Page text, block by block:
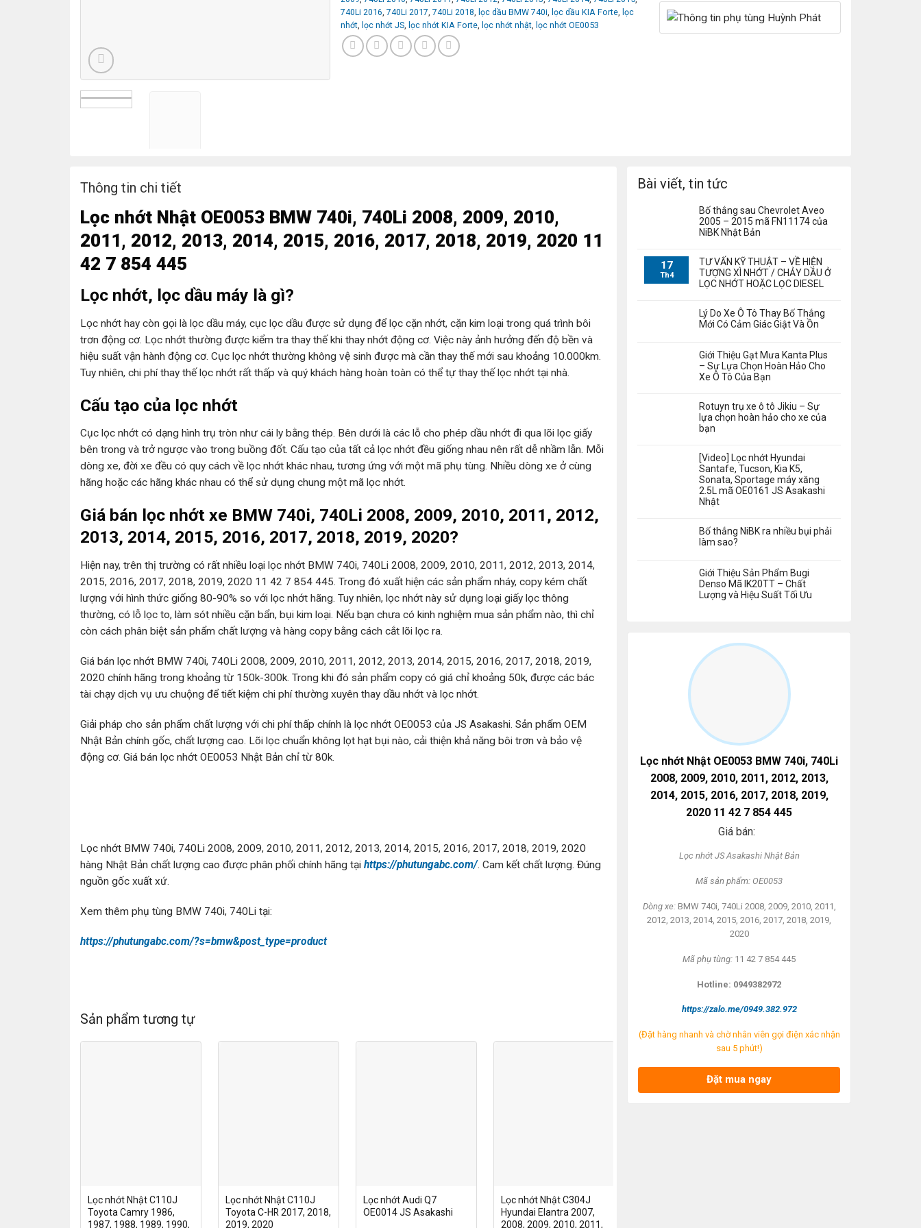
740Li 2016, 740Li 2017, 740Li 2018, lọc dầu BMW 740i, lọc dầu KIA Forte, lọc
nhớt, lọc nhớt JS, lọc nhớt KIA Forte, lọc nhớt nhật, lọc nhớt OE0053
Thông tin chi tiết
Lọc nhớt Nhật OE0053 BMW 740i, 740Li 2008, 2009, 2010,
2011, 2012, 2013, 2014, 2015, 2016, 2017, 2018, 2019, 2020 11
42 7 854 445
Lọc nhớt, lọc dầu máy là gì?
Lọc nhớt hay còn gọi là lọc dầu máy, cục lọc dầu được sử dụng để lọc cặn nhớt, cặn kim loại trong quá trình bôi
trơn động cơ. Lọc nhớt thường được kiểm tra thay thế khi thay nhớt động cơ. Việc này ảnh hưởng đến độ bền và
hiệu suất vận hành động cơ. Cục lọc nhớt thường không vệ sinh được mà cần thay thế mới sau khoảng 10.000km.
Tuy nhiên, chi phí thay thế lọc nhớt rất thấp và quý khách hàng hoàn toàn có thể tự thay thế lọc nhớt tại nhà.
Cấu tạo của lọc nhớt
Cục lọc nhớt có dạng hình trụ tròn như cái ly bằng thép. Bên dưới là các lỗ cho phép dầu nhớt đi qua lõi lọc giấy
bên trong và trở ngược vào trong buồng đốt. Cấu tạo của tất cả lọc nhớt đều giống nhau nên rất dễ nhầm lẫn. Mỗi
dòng xe, đời xe đều có quy cách về lọc nhớt khác nhau, tương ứng với một mã phụ tùng. Nhiều dòng xe ở cùng
hãng hoặc các hãng khác nhau có thể sử dụng chung một mã lọc nhớt.
Giá bán lọc nhớt xe BMW 740i, 740Li 2008, 2009, 2010, 2011, 2012,
2013, 2014, 2015, 2016, 2017, 2018, 2019, 2020?
Hiện nay, trên thị trường có rất nhiều loại lọc nhớt BMW 740i, 740Li 2008, 2009, 2010, 2011, 2012, 2013, 2014,
2015, 2016, 2017, 2018, 2019, 2020 11 42 7 854 445. Trong đó xuất hiện các sản phẩm nháy, copy kém chất
lượng với hình thức giống 80-90% so với lọc nhớt hãng. Tuy nhiên, lọc nhớt này sử dụng loại giấy lọc thông
thường, có lỗ lọc to, làm sót nhiều cặn bẩn, bụi kim loại. Nếu bạn chưa có kinh nghiệm mua sản phẩm nào, thì chỉ
còn cách phân biệt sản phẩm chất lượng và hàng copy bằng cách cắt lõi lọc ra.
Giá bán lọc nhớt BMW 740i, 740Li 2008, 2009, 2010, 2011, 2012, 2013, 2014, 2015, 2016, 2017, 2018, 2019,
2020 chính hãng trong khoảng từ 150k-300k. Trong khi đó sản phẩm copy có giá chỉ khoảng 50k, được các bác
tài chạy dịch vụ ưu chuộng để tiết kiệm chi phí thường xuyên thay dầu nhớt và lọc nhớt.
Giải pháp cho sản phẩm chất lượng với chi phí thấp chính là lọc nhớt OE0053 của JS Asakashi. Sản phẩm OEM
Nhật Bản chính gốc, chất lượng cao. Lõi lọc chuẩn không lọt hạt bụi nào, cải thiện khả năng bôi trơn và bảo vệ
động cơ. Giá bán lọc nhớt OE0053 Nhật Bản chỉ từ 80k.
Lọc nhớt BMW 740i, 740Li 2008, 2009, 2010, 2011, 2012, 2013, 2014, 2015, 2016, 2017, 2018, 2019, 2020
hàng Nhật Bản chất lượng cao được phân phối chính hãng tại https://phutungabc.com/. Cam kết chất lượng. Đúng
nguồn gốc xuất xứ.
Xem thêm phụ tùng BMW 740i, 740Li tại:
https://phutungabc.com/?s=bmw&post_type=product
Sản phẩm tương tự
Lọc nhớt Nhật C110J
Toyota Camry 1986,
1987, 1988, 1989, 1990,
Lọc nhớt Nhật C110J
Toyota C-HR 2017, 2018,
2019, 2020
Lọc nhớt Audi Q7
OE0014 JS Asakashi
Lọc nhớt Nhật C304J
Hyundai Elantra 2007,
2008, 2009, 2010, 2011,
Bài viết, tin tức
Bố thắng sau Chevrolet Aveo
2005 – 2015 mã FN11174 của
NiBK Nhật Bản
17
Th4
TƯ VẤN KỸ THUẬT – VỀ HIỆN
TƯỢNG XÌ NHỚT / CHẢY DẦU Ở
LỌC NHỚT HOẶC LỌC DIESEL
Lý Do Xe Ô Tô Thay Bố Thắng
Mới Có Cảm Giác Giật Và Ồn
Giới Thiệu Gạt Mưa Kanta Plus
– Sự Lựa Chọn Hoàn Hảo Cho
Xe Ô Tô Của Bạn
Rotuyn trụ xe ô tô Jikiu – Sự
lựa chọn hoàn hảo cho xe của
bạn
[Video] Lọc nhớt Hyundai
Santafe, Tucson, Kia K5,
Sonata, Sportage máy xăng
2.5L mã OE0161 JS Asakashi
Nhật
Bố thắng NiBK ra nhiều bụi phải
làm sao?
Giới Thiệu Sản Phẩm Bugi
Denso Mã IK20TT – Chất
Lượng và Hiệu Suất Tối Ưu
Lọc nhớt Nhật OE0053 BMW 740i, 740Li
2008, 2009, 2010, 2011, 2012, 2013,
2014, 2015, 2016, 2017, 2018, 2019,
2020 11 42 7 854 445
Giá bán:
L ọc nhớt JS AsakashiNhật Bản
Mã sản phẩm: OE0053
Dòng xe: BMW 740i, 740Li 2008, 2009, 2010, 2011,
2012, 2013, 2014, 2015, 2016, 2017, 2018, 2019,
2020
Mã phụ tùng: 11 42 7 854 445
Hotline: 0949382972
https://zalo.me/0949.382.972
(Đặt hàng nhanh và chờ nhân viên gọi điện xác nhận
sau 5 phút!)
Đặt mua ngay